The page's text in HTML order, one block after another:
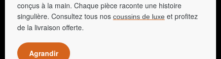
conçus à la main. Chaque pièce raconte une histoire
singulière. Consultez tous nos coussins de luxe et profitez
de la livraison offerte.
Agrandir